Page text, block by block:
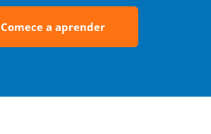
Comece a aprender